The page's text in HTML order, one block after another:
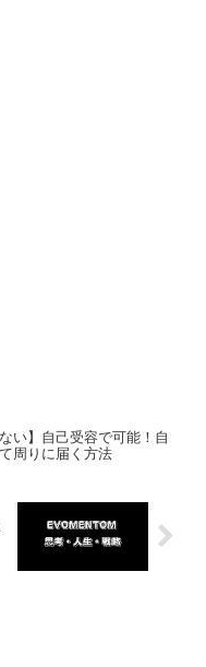
い】自己受容で可能！自
周りに届く方法